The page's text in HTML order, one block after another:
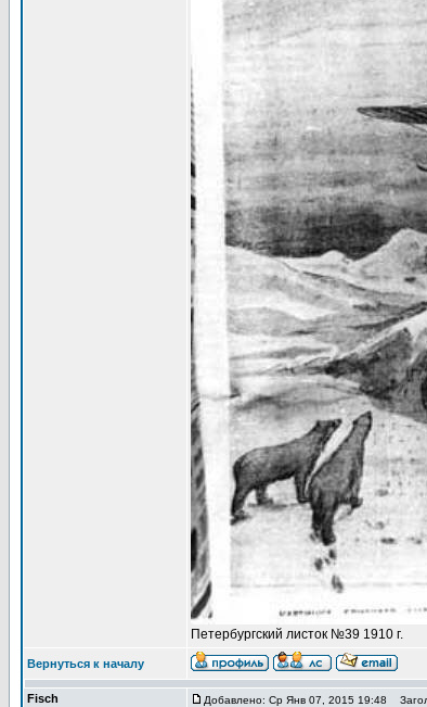
Петербургский листок №39 1910 г.
Вернуться к началу
Fisch Добавлено: Ср Янв 07, 2015 19:48